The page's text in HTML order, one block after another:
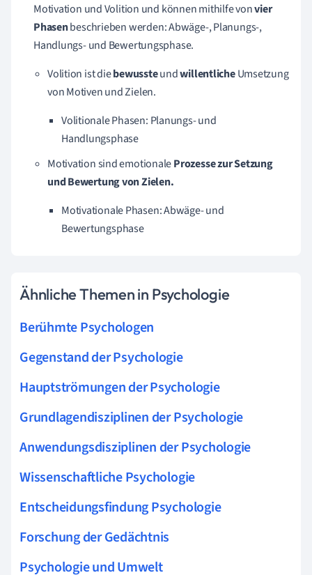
Motivation und Volition und können mithilfe vonvier
Phasenbeschrieben werden: Abwäge-, Planungs-,
Handlungs- und Bewertungsphase.
Volition ist diebewussteundwillentlicheUmsetzung
von Motiven und Zielen.
Volitionale Phasen: Planungs- und
Handlungsphase
Motivation sind emotionaleProzesse zurSetzung
und Bewertung von Zielen.
Motivationale Phasen: Abwäge- und
Bewertungsphase
Ähnliche Themen in Psychologie
Berühmte Psychologen
Gegenstand der Psychologie
Hauptströmungen der Psychologie
Grundlagendisziplinen der Psychologie
Anwendungsdisziplinen der Psychologie
Wissenschaftliche Psychologie
Entscheidungsfindung Psychologie
Forschung der Gedächtnis
Psychologie und Umwelt